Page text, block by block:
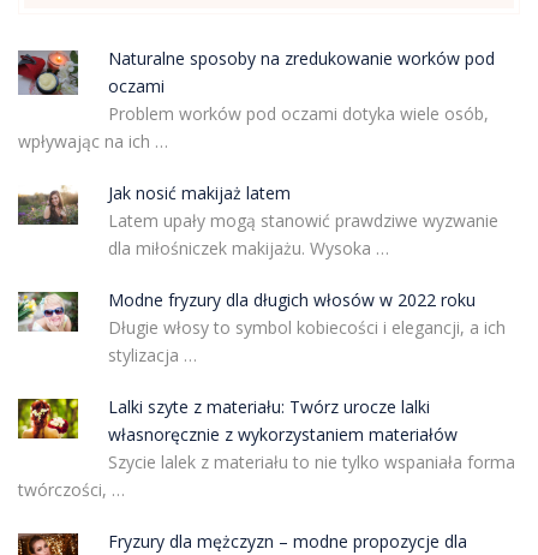
Naturalne sposoby na zredukowanie worków pod
oczami
Problem worków pod oczami dotyka wiele osób,
wpływając na ich …
Jak nosić makijaż latem
Latem upały mogą stanowić prawdziwe wyzwanie
dla miłośniczek makijażu. Wysoka …
Modne fryzury dla długich włosów w 2022 roku
Długie włosy to symbol kobiecości i elegancji, a ich
stylizacja …
Lalki szyte z materiału: Twórz urocze lalki
własnoręcznie z wykorzystaniem materiałów
Szycie lalek z materiału to nie tylko wspaniała forma
twórczości, …
Fryzury dla mężczyzn – modne propozycje dla